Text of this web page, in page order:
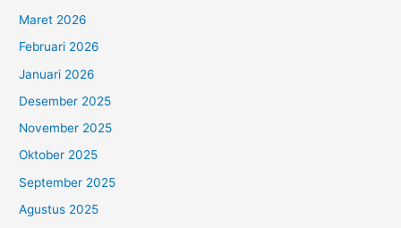
Maret 2026
Februari 2026
Januari 2026
Desember 2025
November 2025
Oktober 2025
September 2025
Agustus 2025